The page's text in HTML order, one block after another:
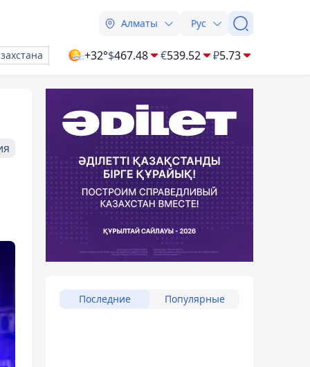
Алматы Рус
+32°$467.48 €539.52 ₽5.73
Последние Популярные